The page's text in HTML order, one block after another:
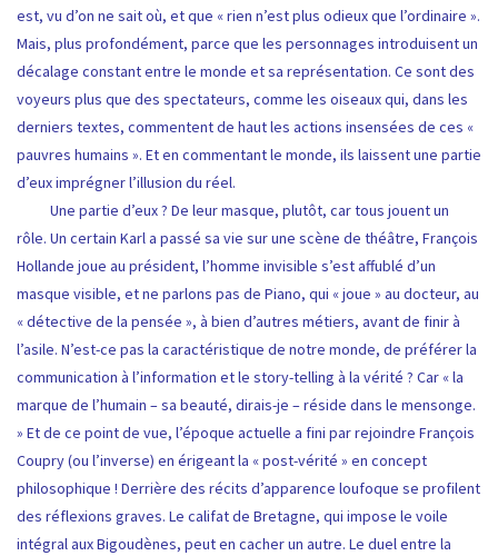
est, vu d’on ne sait où, et que « rien n’est plus odieux que l’ordinaire ».
Mais, plus profondément, parce que les personnages introduisent un
décalage constant entre le monde et sa représentation. Ce sont des
voyeurs plus que des spectateurs, comme les oiseaux qui, dans les
derniers textes, commentent de haut les actions insensées de ces «
pauvres humains ». Et en commentant le monde, ils laissent une partie
d’eux imprégner l’illusion du réel.
Une partie d’eux ? De leur masque, plutôt, car tous jouent un
rôle. Un certain Karl a passé sa vie sur une scène de théâtre, François
Hollande joue au président, l’homme invisible s’est affublé d’un
masque visible, et ne parlons pas de Piano, qui « joue » au docteur, au
« détective de la pensée », à bien d’autres métiers, avant de finir à
l’asile. N’est-ce pas la caractéristique de notre monde, de préférer la
communication à l’information et le story-telling à la vérité ? Car « la
marque de l’humain – sa beauté, dirais-je – réside dans le mensonge.
» Et de ce point de vue, l’époque actuelle a fini par rejoindre François
Coupry (ou l’inverse) en érigeant la « post-vérité » en concept
philosophique ! Derrière des récits d’apparence loufoque se profilent
des réflexions graves. Le califat de Bretagne, qui impose le voile
intégral aux Bigoudènes, peut en cacher un autre. Le duel entre la